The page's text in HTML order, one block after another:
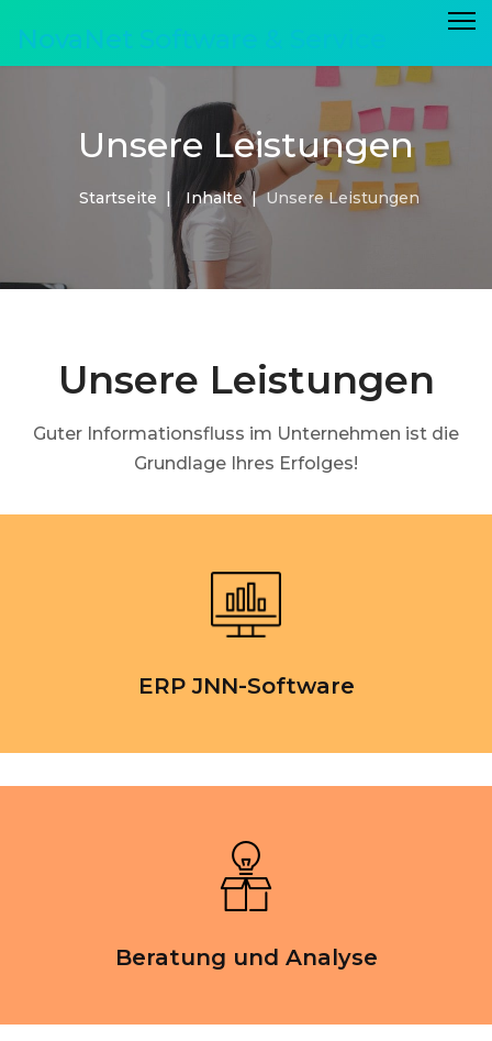
NovaNet Software & Service
Unsere Leistungen
Startseite Inhalte Unsere Leistungen
Unsere Leistungen
Guter Informationsfluss im Unternehmen ist die
Grundlage Ihres Erfolges!
ERP JNN-Software
Beratung und Analyse